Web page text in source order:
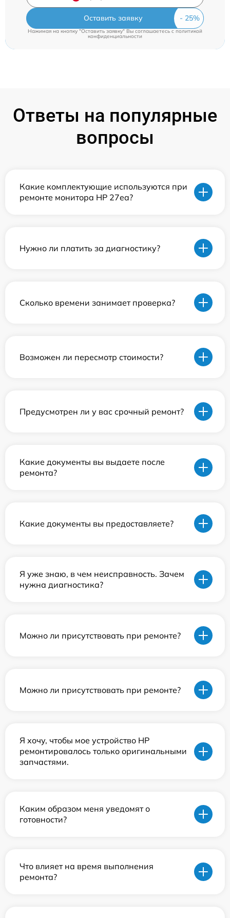
Оставить заявку
Нажимая на кнопку "Оставить заявку" Вы соглашаетесь c политикой
конфиденциальности
Ответы на популярные
вопросы
Какие комплектующие используются при
ремонте монитора HP 27ea?
Нужно ли платить за диагностику?
Сколько времени занимает проверка?
Возможен ли пересмотр стоимости?
Предусмотрен ли у вас срочный ремонт?
Какие документы вы выдаете после
ремонта?
Какие документы вы предоставляете?
Я уже знаю, в чем неисправность. Зачем
нужна диагностика?
Можно ли присутствовать при ремонте?
Можно ли присутствовать при ремонте?
Я хочу, чтобы мое устройство HP
ремонтировалось только оригинальными
запчастями.
Каким образом меня уведомят о
готовности?
Что влияет на время выполнения
ремонта?